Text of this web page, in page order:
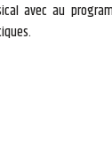
avec au